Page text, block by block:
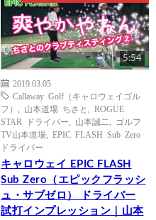
5:54
2019.03.05
Callaway Golf（キャロウェイゴル
フ）
山本道場 ちさと
ROGUE
STAR ドライバー
山本誠二
ゴルフ
TV山本道場
EPIC FLASH Sub Zero
ドライバー
キャロウェイ EPIC FLASH
Sub Zero（エピックフラッシ
ュ・サブゼロ） ドライバー
試打インプレッション｜山本